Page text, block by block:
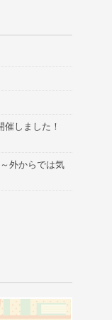
しました！
外からでは気